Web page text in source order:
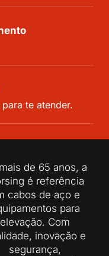
te atender.
de 65 anos, a
é referência
cabos de aço e
para
elevação. Com
inovação e
segurança,